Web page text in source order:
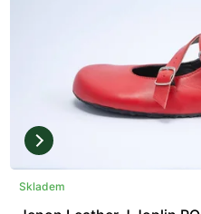
Skladem